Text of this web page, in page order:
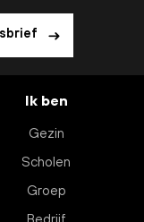
Ik ben
Gezin
Scholen
Groep